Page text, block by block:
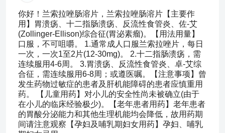
你好！兰索拉唑肠溶片，兰索拉唑肠溶片【主要作
用】胃溃疡、十二指肠溃疡、反流性食管炎、佐-艾
(Zollinger-Ellison)综合征(胃泌素瘤)。【用法用量】
口服，不可咀嚼。 1.通常成人口服兰索拉唑片，每日
一次，一次1至2片(12-30mg)。 2.十二指肠溃疡，需
连续服用4-6周。 3.胃溃疡、反流性食管炎、卓-艾综
合征，需连续服用6-8周；或遵医嘱。【注意事项】曾
发生药物过敏症的患者及肝机能障碍的患者应慎重用
药。 【儿童用药】对小儿的安全性尚未被确立(由于
在小儿的临床经验极少)。【老年患者用药】老年患者
的胃酸分泌能力和其他生理机能均会降低，故用药期
间请注意观察【孕妇及哺乳期妇女用药】孕妇、哺乳